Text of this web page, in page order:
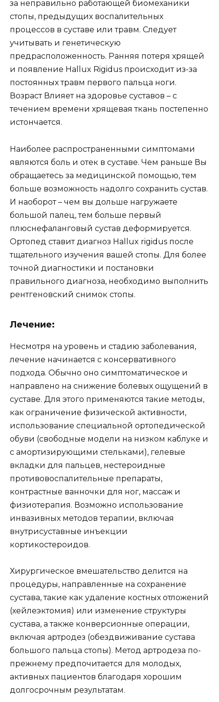
за неправильно работающей биомеханики
стопы, предыдущих воспалительных
процессов в суставе или травм. Следует
учитывать и генетическую
предрасположенность. Ранняя потеря хрящей
и появление Hallux Rigidus происходит из-за
постоянных травм первого пальца ноги.
Возраст Влияет на здоровье суставов – с
течением времени хрящевая ткань постепенно
истончается.
Наиболее распространенными симптомами
являются боль и отек в суставе. Чем раньше Вы
обращаетесь за медицинской помощью, тем
больше возможность надолго сохранить сустав.
И наоборот – чем вы дольше нагружаете
большой палец, тем больше первый
плюснефаланговый сустав деформируется.
Ортопед ставит диагноз Hallux rigidus после
тщательного изучения вашей стопы. Для более
точной диагностики и постановки
правильного диагноза, необходимо выполнить
рентгеновский снимок стопы.
Лечение:
Несмотря на уровень и стадию заболевания,
лечение начинается с консервативного
подхода. Обычно оно симптоматическое и
направлено на снижение болевых ощущений в
суставе. Для этого применяются такие методы,
как ограничение физической активности,
использование специальной ортопедической
обуви (свободные модели на низком каблуке и
с амортизирующими стельками), гелевые
вкладки для пальцев, нестероидные
противовоспалительные препараты,
контрастные ванночки для ног, массаж и
физиотерапия. Возможно использование
инвазивных методов терапии, включая
внутрисуставные инъекции
кортикостероидов.
Хирургическое вмешательство делится на
процедуры, направленные на сохранение
сустава, такие как удаление костных отложений
(хейлеэктомия) или изменение структуры
сустава, а также конверсионные операции,
включая артродез (обездвиживание сустава
большого пальца стопы). Метод артродеза по-
прежнему предпочитается для молодых,
активных пациентов благодаря хорошим
долгосрочным результатам.